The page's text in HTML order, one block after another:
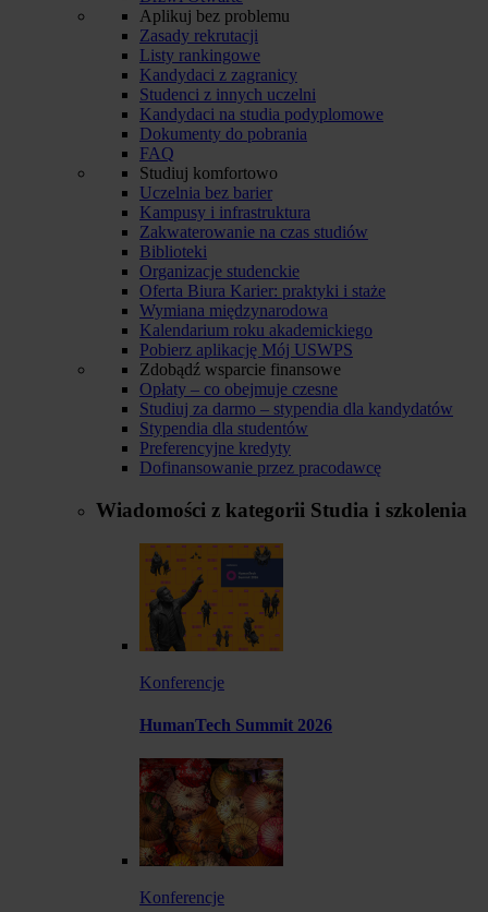
Aplikuj bez problemu
Zasady rekrutacji
Listy rankingowe
Kandydaci z zagranicy
Studenci z innych uczelni
Kandydaci na studia podyplomowe
Dokumenty do pobrania
FAQ
Studiuj komfortowo
Uczelnia bez barier
Kampusy i infrastruktura
Zakwaterowanie na czas studiów
Biblioteki
Organizacje studenckie
Oferta Biura Karier: praktyki i staże
Wymiana międzynarodowa
Kalendarium roku akademickiego
Pobierz aplikację Mój USWPS
Zdobądź wsparcie finansowe
Opłaty – co obejmuje czesne
Studiuj za darmo – stypendia dla kandydatów
Stypendia dla studentów
Preferencyjne kredyty
Dofinansowanie przez pracodawcę
Wiadomości z kategorii Studia i szkolenia
Konferencje
HumanTech Summit 2026
Konferencje